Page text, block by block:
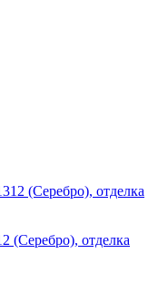
(Серебро), отделка